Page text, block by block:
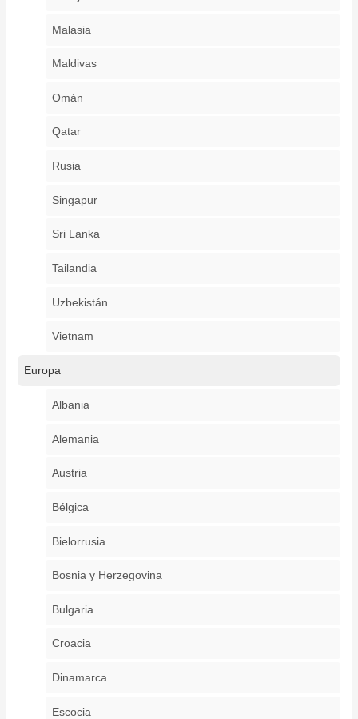
Malasia
Maldivas
Omán
Qatar
Rusia
Singapur
Sri Lanka
Tailandia
Uzbekistán
Vietnam
Europa
Albania
Alemania
Austria
Bélgica
Bielorrusia
Bosnia y Herzegovina
Bulgaria
Croacia
Dinamarca
Escocia